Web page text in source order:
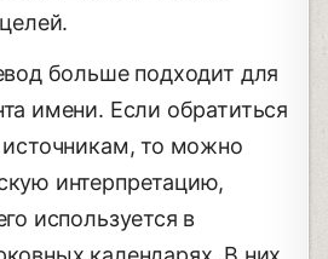
больше подходит для
имени. Если обратиться
то можно
интерпретацию,
используется в